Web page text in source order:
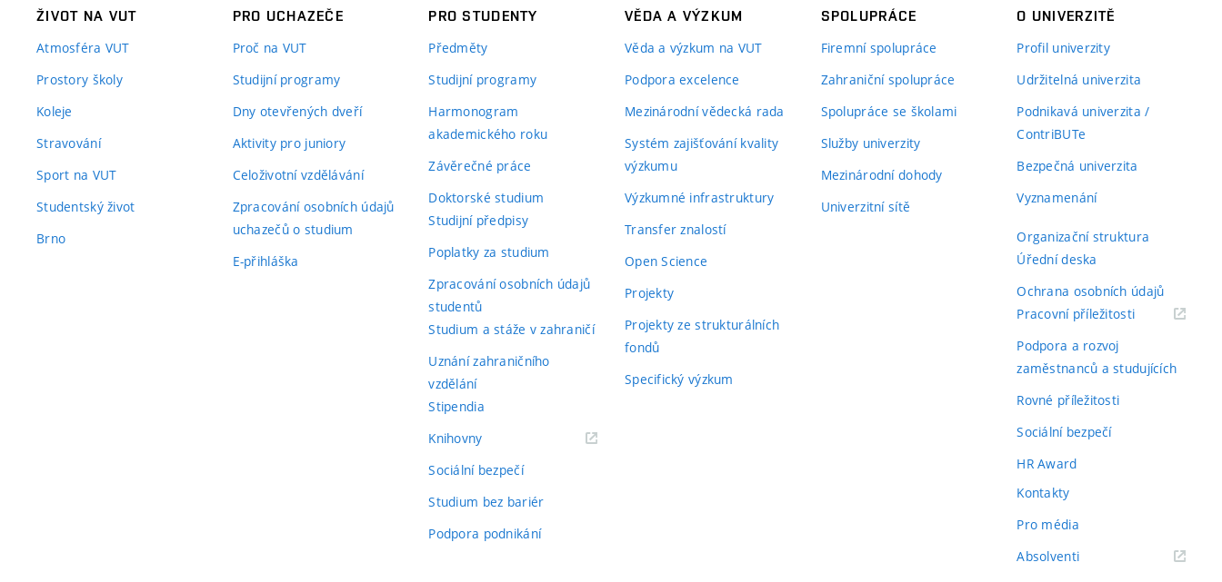
ŽIVOT NA VUT
Atmosféra VUT
Prostory školy
Koleje
Stravování
Sport na VUT
Studentský život
Brno
PRO UCHAZEČE
Proč na VUT
Studijní programy
Dny otevřených dveří
Aktivity pro juniory
Celoživotní vzdělávání
Zpracování osobních údajů
uchazečů o studium
E-přihláška
PRO STUDENTY
Předměty
Studijní programy
Harmonogram
akademického roku
Závěrečné práce
Doktorské studium
Studijní předpisy
Poplatky za studium
Zpracování osobních údajů
studentů
Studium a stáže v zahraničí
Uznání zahraničního
vzdělání
Stipendia
Knihovny(externí
Sociální bezpečí
Studium bez bariér
Podpora podnikání
VĚDA A VÝZKUM
Věda a výzkum na VUT
Podpora excelence
Mezinárodní vědecká rada
Systém zajišťování kvality
výzkumu
Výzkumné infrastruktury
Transfer znalostí
Open Science
Projekty
Projekty ze strukturálních
fondů
Specifický výzkum
SPOLUPRÁCE
Firemní spolupráce
Zahraniční spolupráce
Spolupráce se školami
Služby univerzity
Mezinárodní dohody
Univerzitní sítě
O UNIVERZITĚ
Profil univerzity
Udržitelná univerzita
Podnikavá univerzita /
ContriBUTe
Bezpečná univerzita
Vyznamenání
Organizační struktura
Úřední deska
Ochrana osobních údajů
Pracovní příležitosti(externí
Podpora a rozvoj
zaměstnanců a studujících
Rovné příležitosti
Sociální bezpečí
HR Award
Kontakty
Pro média
Absolventi(externí